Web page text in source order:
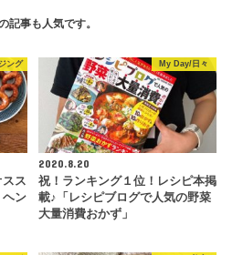
記事も人気です。
ング
ス
ヘン
My Day/日々
2020.8.20
祝！ランキング１位！レシピ本掲
載♪「レシピブログで人気の野菜
大量消費おかず」